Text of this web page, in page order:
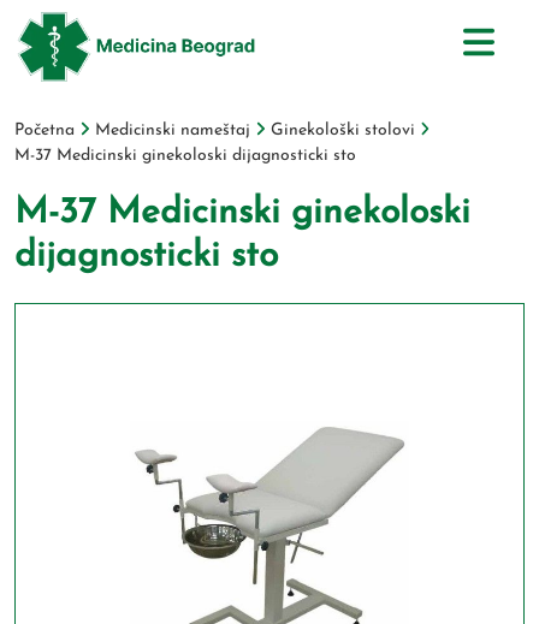
Početna Medicinski nameštaj
Ginekološki stolovi
M-37 Medicinski ginekoloski dijagnosticki sto
M-37 Medicinski ginekoloski
dijagnosticki sto